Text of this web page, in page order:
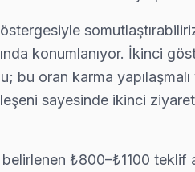
konumlanıyor. İkinci
oran karma
sayesinde ikinci
₺800–₺1100 teklif